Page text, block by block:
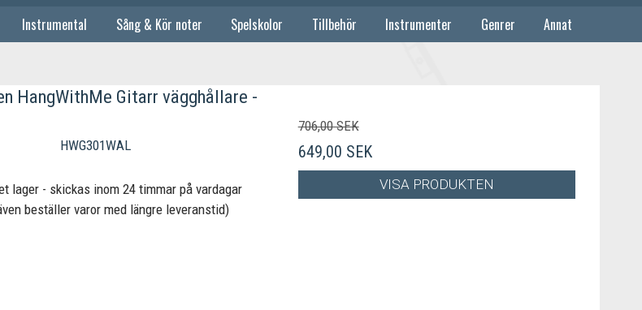
Instrumental Sång & Kör noter Spelskolor Tillbehör Instrumenter Genrer Annat
HangWithMe Gitarr vägghållare -
HWG301WAL
lager - skickas inom 24 timmar på vardagar
beställer varor med längre leveranstid)
706,00 SEK
649,00 SEK
VISA PRODUKTEN